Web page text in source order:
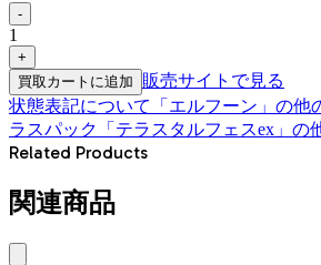
-
1
+
買取カートに追加
販売サイトで見る
状態表記について
「 エルフーン 」の他
ラスパック「テラスタルフェスex」 の
Related Products
関連商品